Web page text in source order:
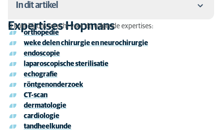
In dit artikel
Expertises Hopmans
Welkom in onze klinieken in Roden en Groningen-
Hoogkerk
Verwezen?
Veel kennis door nascholing
Gescheiden opname voor honden en katten
Expertises Hopmans
U kunt bij ons terecht voor de volgende expertises:
orthopedie
weke delen chirurgie en neurochirurgie
endoscopie
laparoscopische sterilisatie
echografie
röntgenonderzoek
CT-scan
dermatologie
cardiologie
tandheelkunde